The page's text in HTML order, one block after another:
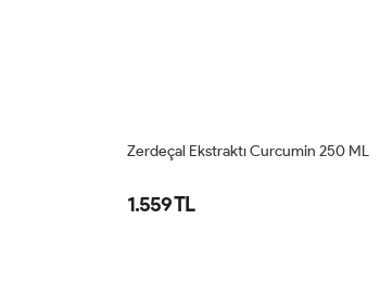
Momoroid 250 ML
1.240 TL